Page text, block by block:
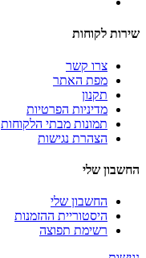
שירות לקוחות
צרו קשר
מפת האתר
תקנון
מדיניות הפרטיות
תמונות מבתי הלקוחות
הצהרת נגישות
החשבון שלי
החשבון שלי
היסטוריית ההזמנות
רשימת תפוצה